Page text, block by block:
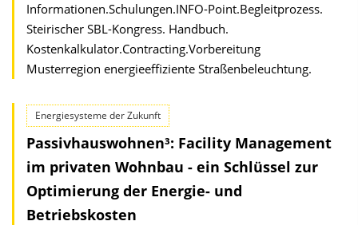
Informationen.Schulungen.INFO-Point.Begleitprozess.
Steirischer SBL-Kongress. Handbuch.
Kostenkalkulator.Contracting.Vorbereitung
Musterregion energieeffiziente Straßenbeleuchtung.
Energiesysteme der Zukunft
Passivhauswohnen³: Facility Management
im privaten Wohnbau - ein Schlüssel zur
Optimierung der Energie- und
Betriebskosten